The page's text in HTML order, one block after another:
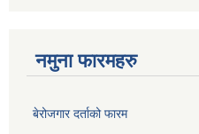
नमुना फारमहरु
बेरोजगार दर्ताको फारम